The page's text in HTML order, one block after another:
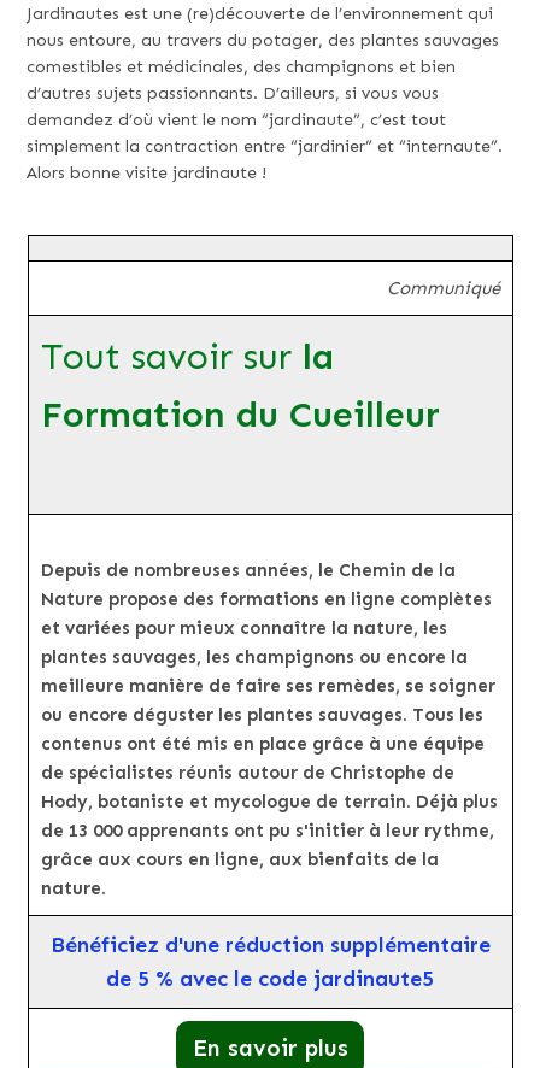
Jardinautes est une (re)découverte de l’environnement qui
nous entoure, au travers du potager, des plantes sauvages
comestibles et médicinales, des champignons et bien
d’autres sujets passionnants. D’ailleurs, si vous vous
demandez d’où vient le nom “jardinaute”, c’est tout
simplement la contraction entre “jardinier” et “internaute”.
Alors bonne visite jardinaute !
Communiqué
Tout savoir sur la
Formation du Cueilleur
Depuis de nombreuses années, le Chemin de la
Nature propose des formations en ligne complètes
et variées pour mieux connaître la nature, les
plantes sauvages, les champignons ou encore la
meilleure manière de faire ses remèdes, se soigner
ou encore déguster les plantes sauvages. Tous les
contenus ont été mis en place grâce à une équipe
de spécialistes réunis autour de Christophe de
Hody, botaniste et mycologue de terrain. Déjà plus
de 13 000 apprenants ont pu s'initier à leur rythme,
grâce aux cours en ligne, aux bienfaits de la
nature.
Bénéficiez d'une réduction supplémentaire
de 5 % avec le code jardinaute5
En savoir plus